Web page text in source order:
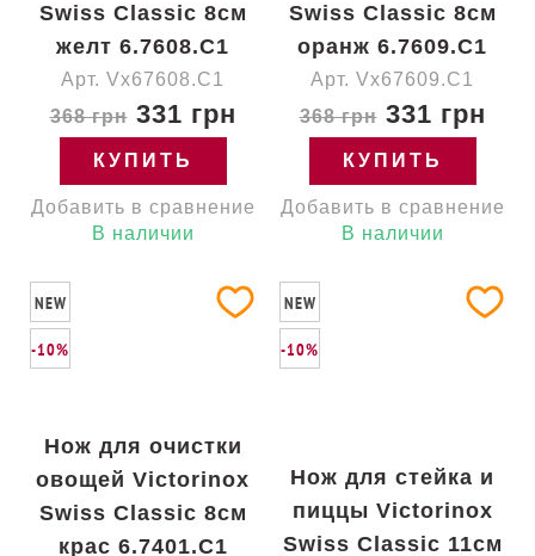
Swiss Classic 8см
желт 6.7608.C1
Арт. Vx67608.C1
368 грн331 грн
КУПИТЬ
Добавить в сравнение
В наличии
Swiss Classic 8см
оранж 6.7609.C1
Арт. Vx67609.C1
368 грн331 грн
КУПИТЬ
Добавить в сравнение
В наличии
NEW
-10%
Нож для очистки
овощей Victorinox
Swiss Classic 8см
крас 6.7401.C1
NEW
-10%
Нож для стейка и
пиццы Victorinox
Swiss Classic 11см